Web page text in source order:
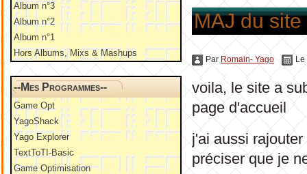
Album n°3
Album n°2
Album n°1
Hors Albums, Mixs & Mashups
--Mes Programmes--
Game Opt
YagoShack
Yago Explorer
TextToTI-Basic
Game Optimisation
MAJ du site
ParRomain- Yago Le
voila, le site a
page d'accueil
j'ai aussi
préciser que je